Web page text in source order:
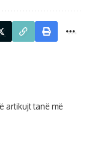
artikujt tanë më